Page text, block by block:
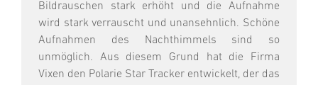
Bildrauschen stark erhöht und die Aufnahme
wird stark verrauscht und unansehnlich. Schöne
Aufnahmen des Nachthimmels sind so
unmöglich. Aus diesem Grund hat die Firma
Vixen den Polarie Star Tracker entwickelt, der das